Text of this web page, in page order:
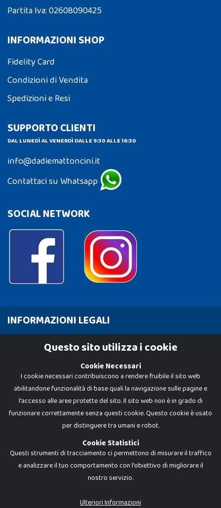
Partita Iva: 02608090425
INFORMAZIONI SHOP
Fidelity Card
Condizioni di Vendita
Spedizioni e Resi
SUPPORTO CLIENTI
DAL LUNEDÌ AL VENERDÌ DALLE 9:30 ALLE 16:30
info@dadiemattoncini.it
Contattaci su Whatsapp
SOCIAL NETWORK
INFORMAZIONI LEGALI
Cookie Policy
Dadi e Mattoncini è un brand di Giocabene Srl. Ogni riproduzione o utilizzo non
I prezzi e le promozioni pubblicate potrebbero differire da quanto esposto in
Questo sito utilizza i cookie
Cookie Necessari
I cookie necessari contribuiscono a rendere fruibile il sito web
abilitandone funzionalità di base quali la navigazione sulle pagine e
l'accesso alle aree protette del sito. Il sito web non è in grado di
funzionare correttamente senza questi cookie. Questo cookie è usato
per distinguere tra umani e robot.
Cookie Statistici
Questi strumenti di tracciamento ci permettono di misurare il traffico
e analizzare il tuo comportamento con l'obiettivo di migliorare il
nostro servizio.
Ulteriori Informazioni